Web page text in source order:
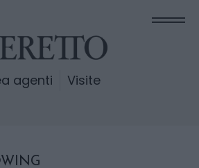
agenti Visite